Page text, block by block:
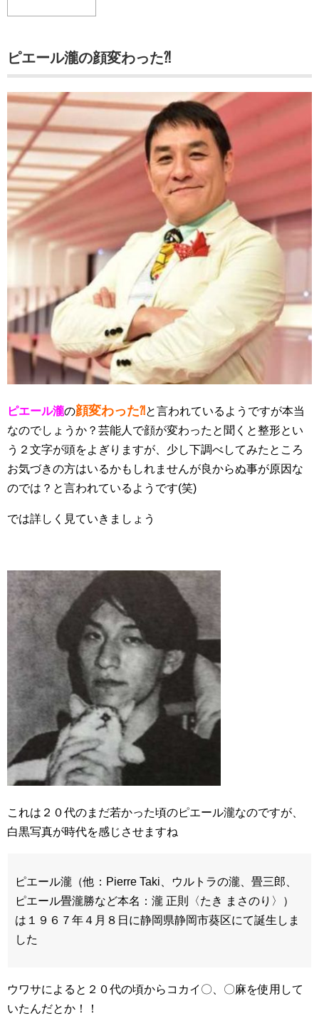
ピエール瀧の顔変わった⁈
ピエール瀧の顔変わった⁈と言われているようですが本当
なのでしょうか？芸能人で顔が変わったと聞くと整形とい
う２文字が頭をよぎりますが、少し下調べしてみたところ
お気づきの方はいるかもしれませんが良からぬ事が原因な
のでは？と言われているようです(笑)
では詳しく見ていきましょう
これは２０代のまだ若かった頃のピエール瀧なのですが、
白黒写真が時代を感じさせますね
ピエール瀧（他：Pierre Taki、ウルトラの瀧、畳三郎、
ピエール畳瀧勝など本名：瀧 正則〈たき まさのり〉）
は１９６７年４月８日に静岡県静岡市葵区にて誕生しま
した
ウワサによると２０代の頃からコカイ〇、〇麻を使用して
いたんだとか！！